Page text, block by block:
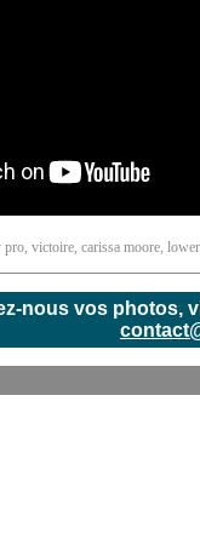
pro, victoire, carissa moore,
nous vos photos,